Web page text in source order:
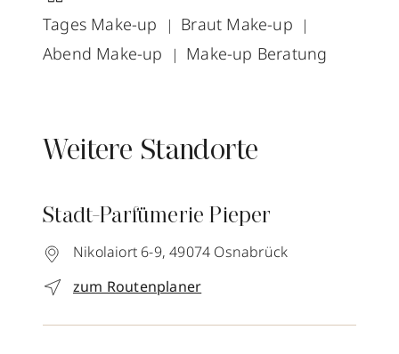
Tages Make-up
Braut Make-up
Abend Make-up
Make-up Beratung
Weitere Standorte
Stadt-Parfümerie Pieper
Nikolaiort 6-9, 49074 Osnabrück
zum Routenplaner